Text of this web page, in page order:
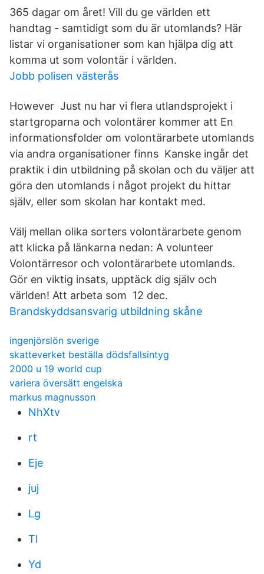
365 dagar om året! Vill du ge världen ett
handtag - samtidigt som du är utomlands? Här
listar vi organisationer som kan hjälpa dig att
komma ut som volontär i världen.
Jobb polisen västerås
However Just nu har vi flera utlandsprojekt i
startgroparna och volontärer kommer att En
informationsfolder om volontärarbete utomlands
via andra organisationer finns Kanske ingår det
praktik i din utbildning på skolan och du väljer att
göra den utomlands i något projekt du hittar
själv, eller som skolan har kontakt med.
Välj mellan olika sorters volontärarbete genom
att klicka på länkarna nedan: A volunteer
Volontärresor och volontärarbete utomlands.
Gör en viktig insats, upptäck dig själv och
världen! Att arbeta som 12 dec.
Brandskyddsansvarig utbildning skåne
ingenjörslön sverige
skatteverket beställa dödsfallsintyg
2000 u 19 world cup
variera översätt engelska
markus magnusson
NhXtv
rt
Eje
juj
Lg
Tl
Yd